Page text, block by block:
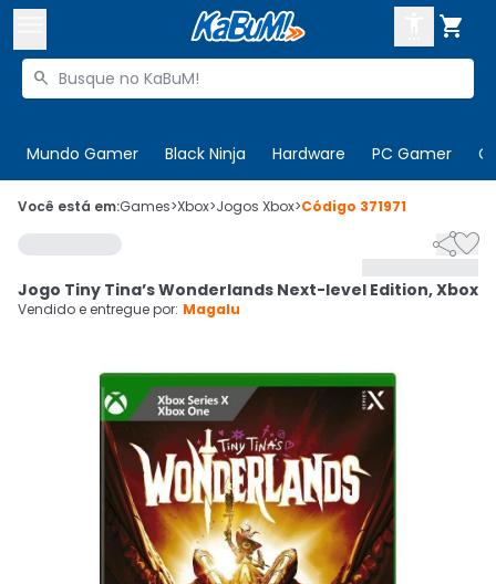

Buscar produtos

Mundo Gamer Black Ninja Hardware PC Gamer
 Olá. Acesse sua conta
 Departamentos
Cupons
Ativar tradutor em libras
CADASTRE-SE
Você está em:Games>Xbox>Jogos Xbox>Código 371971

Jogo Tiny Tina’s Wonderlands Next-level Edition, Xbox
Vendido e entregue por: Magalu